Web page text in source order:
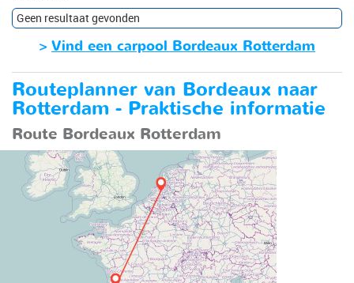
Geen resultaat gevonden
> Vind een carpool Bordeaux Rotterdam
Routeplanner van Bordeaux naar
Rotterdam - Praktische informatie
Route Bordeaux Rotterdam